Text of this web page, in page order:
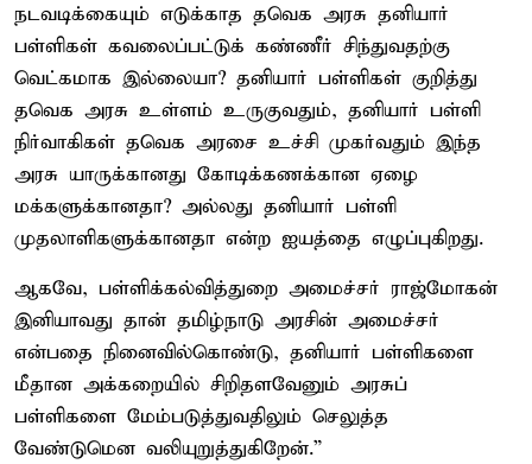
நடவடிக்கையும் எடுக்காத தவெக அரசு தனியார்
பள்ளிகள் கவலைப்பட்டுக் கண்ணீர் சிந்துவதற்கு
வெட்கமாக இல்லையா? தனியார் பள்ளிகள் குறித்து
தவெக அரசு உள்ளம் உருகுவதும், தனியார் பள்ளி
நிர்வாகிகள் தவெக அரசை உச்சி முகர்வதும் இந்த
அரசு யாருக்கானது கோடிக்கணக்கான ஏழை
மக்களுக்கானதா? அல்லது தனியார் பள்ளி
முதலாளிகளுக்கானதா என்ற ஐயத்தை எழுப்புகிறது.
ஆகவே, பள்ளிக்கல்வித்துறை அமைச்சர் ராஜ்மோகன்
இனியாவது தான் தமிழ்நாடு அரசின் அமைச்சர்
என்பதை நினைவில்கொண்டு, தனியார் பள்ளிகளை
மீதான அக்கறையில் சிறிதளவேனும் அரசுப்
பள்ளிகளை மேம்படுத்துவதிலும் செலுத்த
வேண்டுமென வலியுறுத்துகிறேன்.”